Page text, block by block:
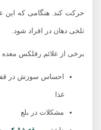
حرکت کند. هنگامی که این
تلخی دهان در افراد شود.
برخی از علائم رفلکس معده
احساس سوزش در قفسه
مشکلات در بلع